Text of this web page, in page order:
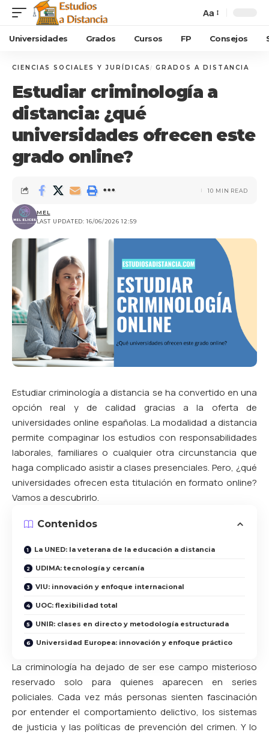
Aa
Universidades Grados Cursos FP Consejos
CIENCIAS SOCIALES Y JURÍDICAS GRADOS A DISTANCIA
Estudiar criminología a
distancia: ¿qué
universidades ofrecen este
grado online?
LAST UPDATED: 16/06/2026 12:59
MEL
10 MIN READ
Estudiar criminología a distancia se ha convertido en una
opción real y de calidad gracias a la oferta de
universidades online españolas. La modalidad a distancia
permite compaginar los estudios con responsabilidades
laborales, familiares o cualquier otra circunstancia que
haga complicado asistir a clases presenciales. Pero, ¿qué
universidades ofrecen esta titulación en formato online?
Vamos a descubrirlo.
Contenidos
La UNED: la veterana de la educación a distancia
UDIMA: tecnología y cercanía
VIU: innovación y enfoque internacional
UOC: flexibilidad total
UNIR: clases en directo y metodología estructurada
Universidad Europea: innovación y enfoque práctico
La criminología ha dejado de ser ese campo misterioso
reservado solo para quienes aparecen en series
policiales. Cada vez más personas sienten fascinación
por entender el comportamiento delictivo, los sistemas
de justicia y las políticas de prevención del crimen. Y lo